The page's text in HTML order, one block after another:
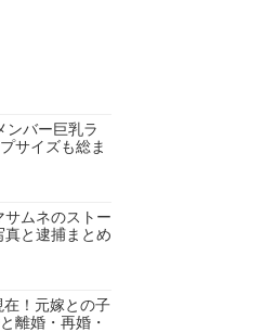
ンバー巨乳ラ
サイズも総ま
ムネのストー
真と逮捕まとめ
！元嫁との子
離婚・再婚・